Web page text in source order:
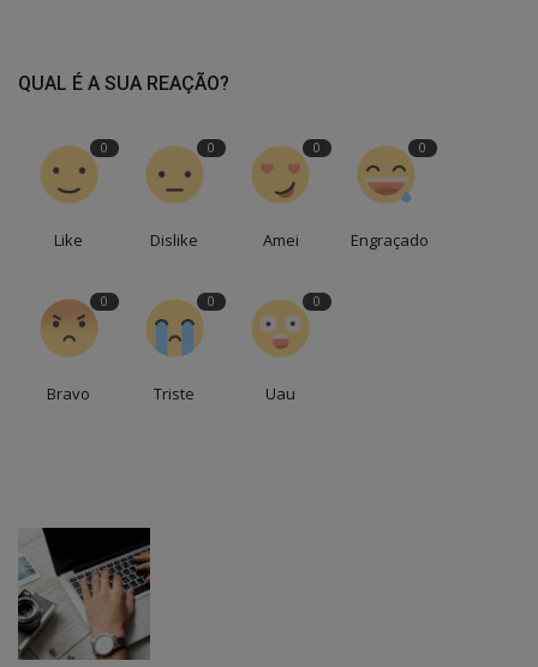
QUAL É A SUA REAÇÃO?
0
Like
0
Dislike
0
Amei
0
Engraçado
0
Bravo
0
Triste
0
Uau